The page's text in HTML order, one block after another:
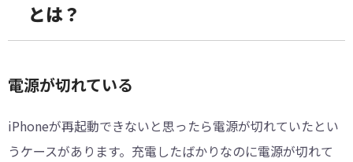
とは？
電源が切れている
iPhoneが再起動できないと思ったら電源が切れていたとい
うケースがあります。充電したばかりなのに電源が切れて